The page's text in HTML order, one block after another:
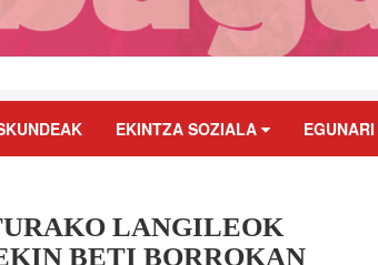
EKINTZA SOZIALA EGUNARI
LANGILEOK
BETI BORROKAN